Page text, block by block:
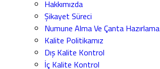
Hakkımızda
Şikayet Süreci
Numune Alma Ve Çanta Hazırlama
Kalite Politikamız
Dış Kalite Kontrol
İç Kalite Kontrol